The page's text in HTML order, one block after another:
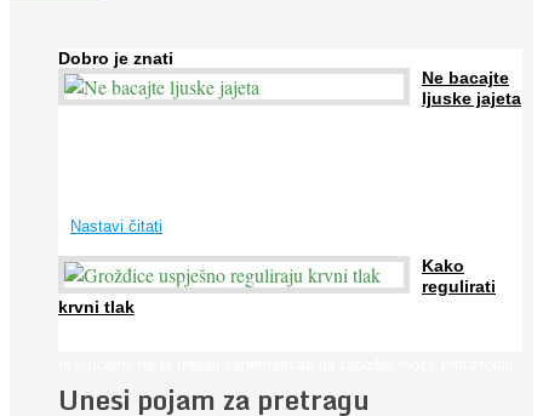
Dobro je znati
Ne bacajte
ljuske jajeta
Nastavi čitati
Kako
regulirati
krvni tlak
...Unesi pojam za pretragu